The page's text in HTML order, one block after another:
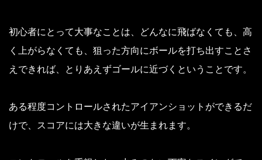
初心者にとって大事なことは、どんなに飛ばなくても、高
く上がらなくても、狙った方向にボールを打ち出すことさ
えできれば、とりあえずゴールに近づくということです。
ある程度コントロールされたアイアンショットができるだ
けで、スコアには大きな違いが生まれます。